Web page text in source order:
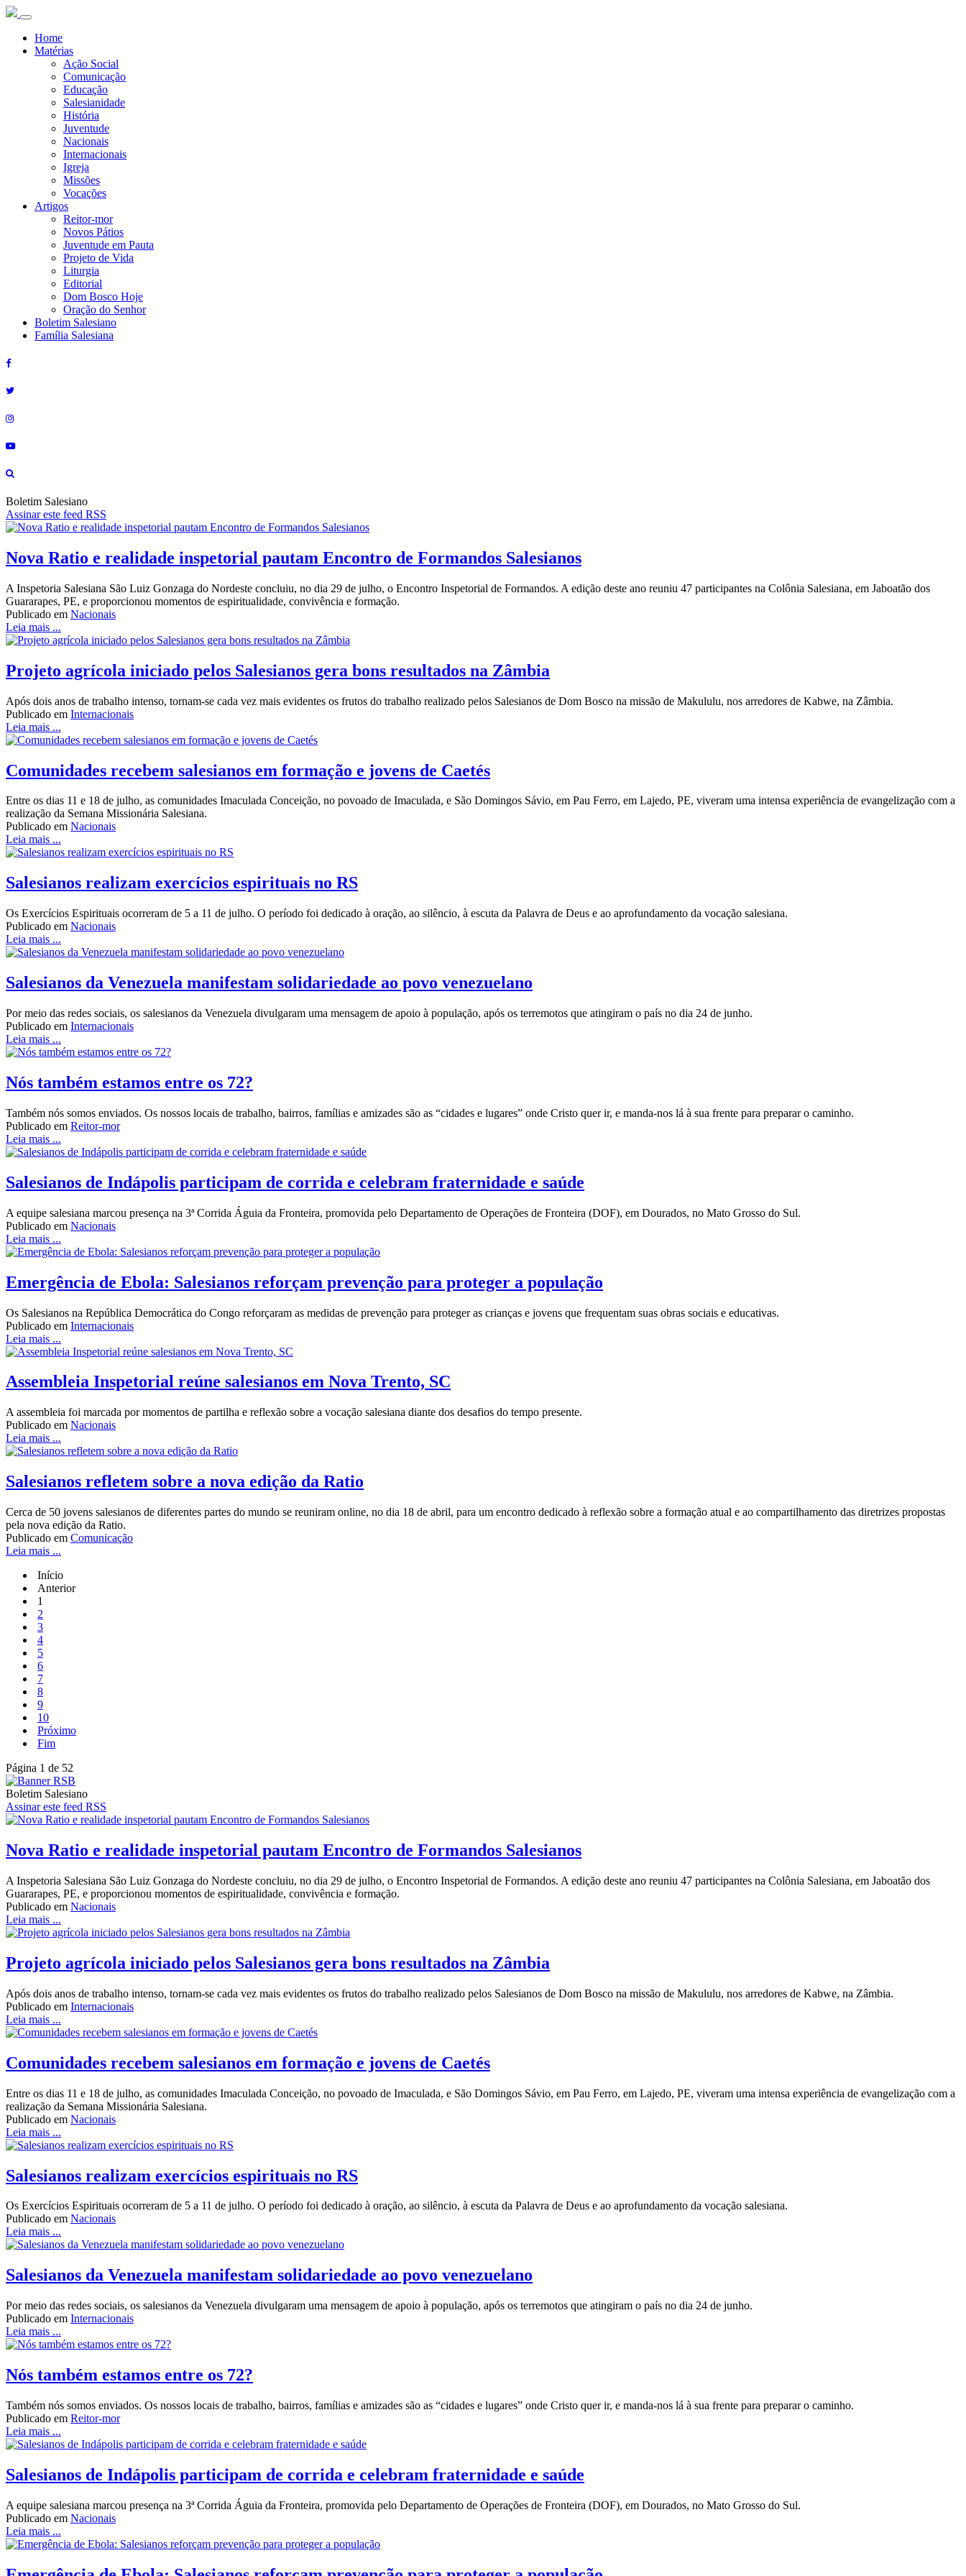
Home
Matérias
Ação Social
Comunicação
Educação
Salesianidade
História
Juventude
Nacionais
Internacionais
Igreja
Missões
Vocações
Artigos
Reitor-mor
Novos Pátios
Juventude em Pauta
Projeto de Vida
Liturgia
Editorial
Dom Bosco Hoje
Oração do Senhor
Boletim Salesiano
Família Salesiana
Boletim Salesiano
Assinar este feed RSS
Nova Ratio e realidade inspetorial pautam Encontro de Formandos Salesianos
A Inspetoria Salesiana São Luiz Gonzaga do Nordeste concluiu, no dia 29 de julho, o Encontro Inspetorial de Formandos. A edição deste ano reuniu 47 participantes na Colônia Salesiana, em Jaboatão dos
Guararapes, PE, e proporcionou momentos de espiritualidade, convivência e formação.
Publicado em Nacionais
Leia mais ...
Projeto agrícola iniciado pelos Salesianos gera bons resultados na Zâmbia
Após dois anos de trabalho intenso, tornam-se cada vez mais evidentes os frutos do trabalho realizado pelos Salesianos de Dom Bosco na missão de Makululu, nos arredores de Kabwe, na Zâmbia.
Publicado em Internacionais
Leia mais ...
Comunidades recebem salesianos em formação e jovens de Caetés
Entre os dias 11 e 18 de julho, as comunidades Imaculada Conceição, no povoado de Imaculada, e São Domingos Sávio, em Pau Ferro, em Lajedo, PE, viveram uma intensa experiência de evangelização com a
realização da Semana Missionária Salesiana.
Publicado em Nacionais
Leia mais ...
Salesianos realizam exercícios espirituais no RS
Os Exercícios Espirituais ocorreram de 5 a 11 de julho. O período foi dedicado à oração, ao silêncio, à escuta da Palavra de Deus e ao aprofundamento da vocação salesiana.
Publicado em Nacionais
Leia mais ...
Salesianos da Venezuela manifestam solidariedade ao povo venezuelano
Por meio das redes sociais, os salesianos da Venezuela divulgaram uma mensagem de apoio à população, após os terremotos que atingiram o país no dia 24 de junho.
Publicado em Internacionais
Leia mais ...
Nós também estamos entre os 72?
Também nós somos enviados. Os nossos locais de trabalho, bairros, famílias e amizades são as “cidades e lugares” onde Cristo quer ir, e manda-nos lá à sua frente para preparar o caminho.
Publicado em Reitor-mor
Leia mais ...
Salesianos de Indápolis participam de corrida e celebram fraternidade e saúde
A equipe salesiana marcou presença na 3ª Corrida Águia da Fronteira, promovida pelo Departamento de Operações de Fronteira (DOF), em Dourados, no Mato Grosso do Sul.
Publicado em Nacionais
Leia mais ...
Emergência de Ebola: Salesianos reforçam prevenção para proteger a população
Os Salesianos na República Democrática do Congo reforçaram as medidas de prevenção para proteger as crianças e jovens que frequentam suas obras sociais e educativas.
Publicado em Internacionais
Leia mais ...
Assembleia Inspetorial reúne salesianos em Nova Trento, SC
A assembleia foi marcada por momentos de partilha e reflexão sobre a vocação salesiana diante dos desafios do tempo presente.
Publicado em Nacionais
Leia mais ...
Salesianos refletem sobre a nova edição da Ratio
Cerca de 50 jovens salesianos de diferentes partes do mundo se reuniram online, no dia 18 de abril, para um encontro dedicado à reflexão sobre a formação atual e ao compartilhamento das diretrizes propostas
pela nova edição da Ratio.
Publicado em Comunicação
Leia mais ...
Início
Anterior
1
2
3
4
5
6
7
8
9
10
Próximo
Fim
Página 1 de 52
Boletim Salesiano
Assinar este feed RSS
Nova Ratio e realidade inspetorial pautam Encontro de Formandos Salesianos
A Inspetoria Salesiana São Luiz Gonzaga do Nordeste concluiu, no dia 29 de julho, o Encontro Inspetorial de Formandos. A edição deste ano reuniu 47 participantes na Colônia Salesiana, em Jaboatão dos
Guararapes, PE, e proporcionou momentos de espiritualidade, convivência e formação.
Publicado em Nacionais
Leia mais ...
Projeto agrícola iniciado pelos Salesianos gera bons resultados na Zâmbia
Após dois anos de trabalho intenso, tornam-se cada vez mais evidentes os frutos do trabalho realizado pelos Salesianos de Dom Bosco na missão de Makululu, nos arredores de Kabwe, na Zâmbia.
Publicado em Internacionais
Leia mais ...
Comunidades recebem salesianos em formação e jovens de Caetés
Entre os dias 11 e 18 de julho, as comunidades Imaculada Conceição, no povoado de Imaculada, e São Domingos Sávio, em Pau Ferro, em Lajedo, PE, viveram uma intensa experiência de evangelização com a
realização da Semana Missionária Salesiana.
Publicado em Nacionais
Leia mais ...
Salesianos realizam exercícios espirituais no RS
Os Exercícios Espirituais ocorreram de 5 a 11 de julho. O período foi dedicado à oração, ao silêncio, à escuta da Palavra de Deus e ao aprofundamento da vocação salesiana.
Publicado em Nacionais
Leia mais ...
Salesianos da Venezuela manifestam solidariedade ao povo venezuelano
Por meio das redes sociais, os salesianos da Venezuela divulgaram uma mensagem de apoio à população, após os terremotos que atingiram o país no dia 24 de junho.
Publicado em Internacionais
Leia mais ...
Nós também estamos entre os 72?
Também nós somos enviados. Os nossos locais de trabalho, bairros, famílias e amizades são as “cidades e lugares” onde Cristo quer ir, e manda-nos lá à sua frente para preparar o caminho.
Publicado em Reitor-mor
Leia mais ...
Salesianos de Indápolis participam de corrida e celebram fraternidade e saúde
A equipe salesiana marcou presença na 3ª Corrida Águia da Fronteira, promovida pelo Departamento de Operações de Fronteira (DOF), em Dourados, no Mato Grosso do Sul.
Publicado em Nacionais
Leia mais ...